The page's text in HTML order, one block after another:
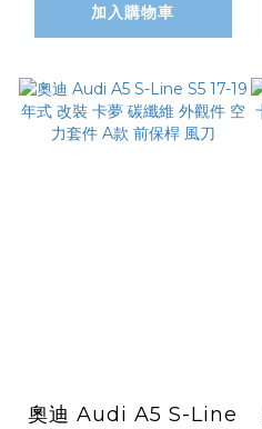
加入購物車
奧迪 Audi A5 S-Line